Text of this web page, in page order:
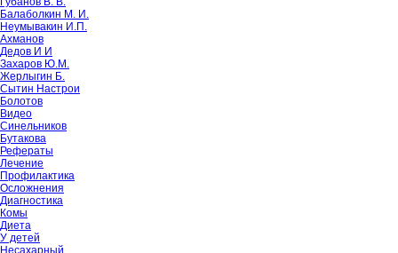
Балаболкин М. И.
Неумывакин И.П.
Ахманов
Дедов И И
Захаров Ю.М.
Жерлыгин Б.
Сытин Настрои
Болотов
Видео
Синельников
Бутакова
Рефераты
Лечение
Профилактика
Осложнения
Диагностика
Комы
Диета
У детей
Несахарный